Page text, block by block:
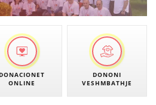
NDIHMA E PARË
ME VULLNETARË
DONACIONET
ONLINE
DONONI
VESHMBATHJE